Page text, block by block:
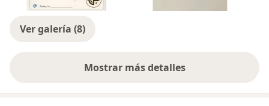
Ver galería (8)
Mostrar más detalles
sobre la experiencia